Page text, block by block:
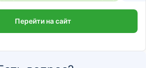
Перейти на сайт